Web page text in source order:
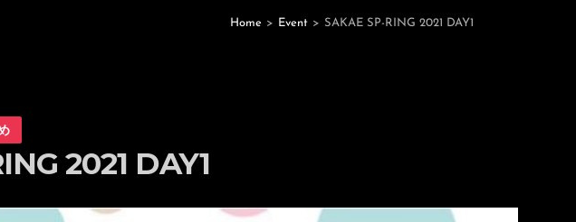
Home > Event > SAKAE SP-RING 2021 DAY1
2021 DAY1